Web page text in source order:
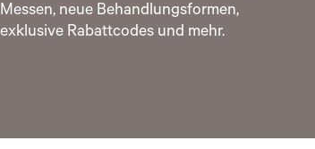
Messen, neue Behandlungsformen,
exklusive Rabattcodes und mehr.